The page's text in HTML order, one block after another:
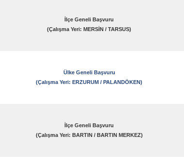
İlçe Geneli Başvuru
(Çalışma Yeri: MERSİN / TARSUS)
Ülke Geneli Başvuru
(Çalışma Yeri: ERZURUM / PALANDÖKEN)
İlçe Geneli Başvuru
(Çalışma Yeri: BARTIN / BARTIN MERKEZ)